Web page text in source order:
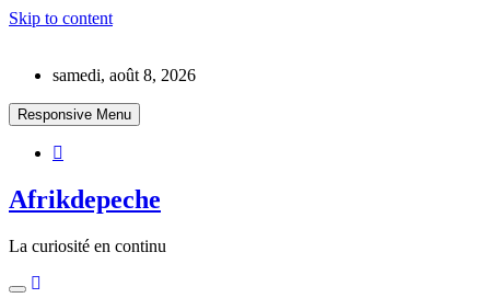
Skip to content
samedi, août 8, 2026
Responsive Menu
Afrikdepeche
La curiosité en continu